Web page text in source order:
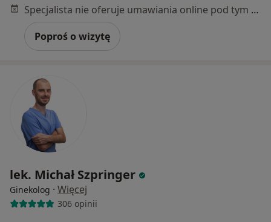
Specjalista nie oferuje umawiania online pod tym adresem.
Poproś o wizytę
lek. Michał Szpringer
Ginekolog · Więcej
306 opinii